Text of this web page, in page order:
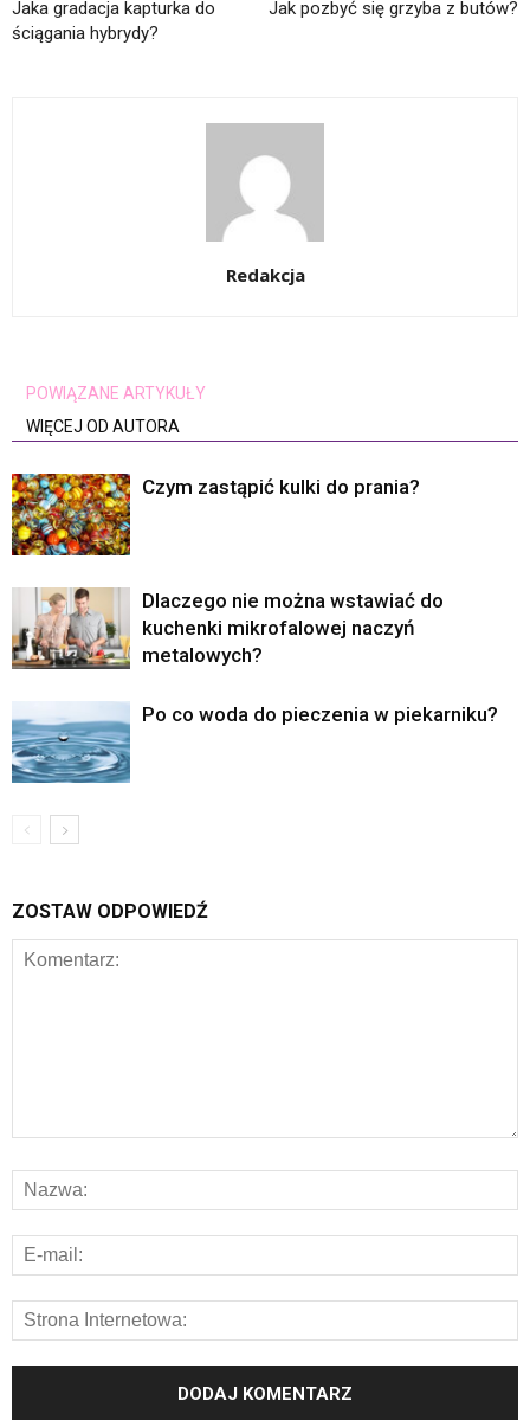
Jaka gradacja kapturka do
ściągania hybrydy?
Jak pozbyć się grzyba z butów?
Redakcja
POWIĄZANE ARTYKUŁY
WIĘCEJ OD AUTORA
Czym zastąpić kulki do prania?
Dlaczego nie można wstawiać do
kuchenki mikrofalowej naczyń
metalowych?
Po co woda do pieczenia w piekarniku?
ZOSTAW ODPOWIEDŹ